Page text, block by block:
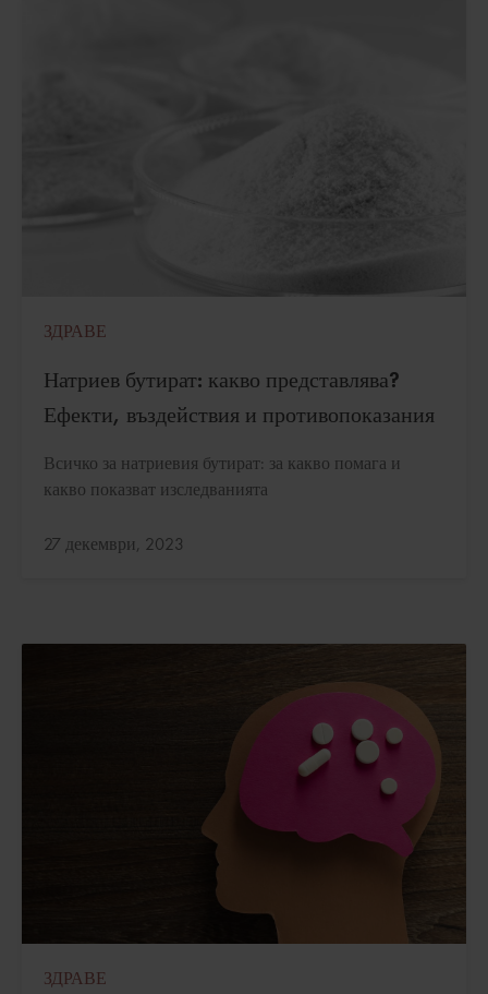
ЗДРАВЕ
Натриев бутират: какво представлява?
Ефекти, въздействия и противопоказания
Всичко за натриевия бутират: за какво помага и
какво показват изследванията
Актуализирано:
27 декември, 2023
ЗДРАВЕ